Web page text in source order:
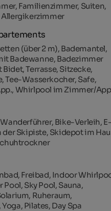
Familienzimmer, Suiten,
Allergikerzimmer
(über 2 m), Bademantel,
Badewanne, Badezimmer
Terrasse, Sitzecke,
Tee-Wasserkocher, Safe,
Whirlpool im Zimmer/
Bike-Verleih,
der Skipiste, Skidepot im
Freibad, Indoor
Sky Pool, Sauna,
Ruheraum,
Pilates, Day Spa